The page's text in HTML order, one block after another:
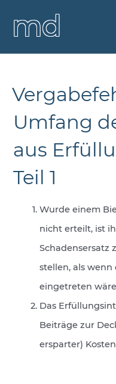
Inhalt
springen
Startseite
Umfang
aus
Teil 1
Wurde einem
nicht erteilt, ist
Schadensersatz
stellen, als
eingetreten
Das
Beiträge zur
ersparter)